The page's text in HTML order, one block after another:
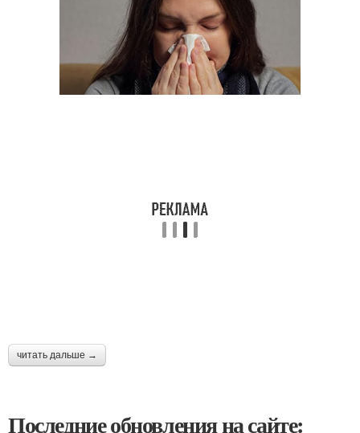
читать дальше →
Последние обновления на сайте: